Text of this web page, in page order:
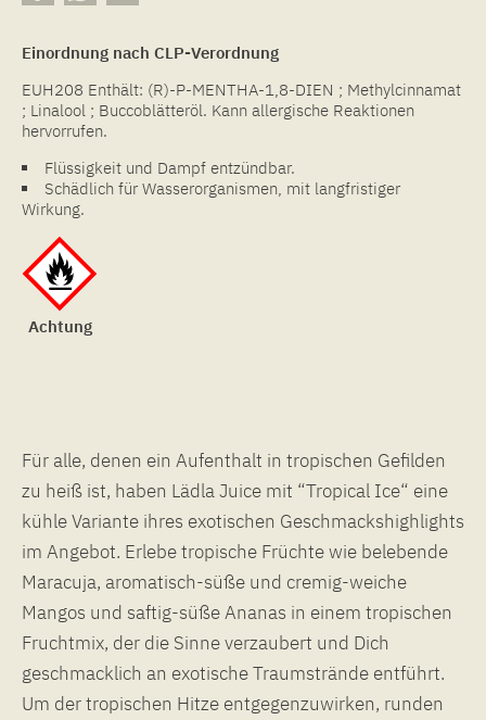
Einordnung nach CLP-Verordnung
EUH208 Enthält: (R)-P-MENTHA-1,8-DIEN ; Methylcinnamat
; Linalool ; Buccoblätteröl. Kann allergische Reaktionen
hervorrufen.
Flüssigkeit und Dampf entzündbar.
Schädlich für Wasserorganismen, mit langfristiger
Wirkung.
Achtung
Für alle, denen ein Aufenthalt in tropischen Gefilden
zu heiß ist, haben Lädla Juice mit “Tropical Ice“ eine
kühle Variante ihres exotischen Geschmackshighlights
im Angebot. Erlebe tropische Früchte wie belebende
Maracuja, aromatisch-süße und cremig-weiche
Mangos und saftig-süße Ananas in einem tropischen
Fruchtmix, der die Sinne verzaubert und Dich
geschmacklich an exotische Traumstrände entführt.
Um der tropischen Hitze entgegenzuwirken, runden